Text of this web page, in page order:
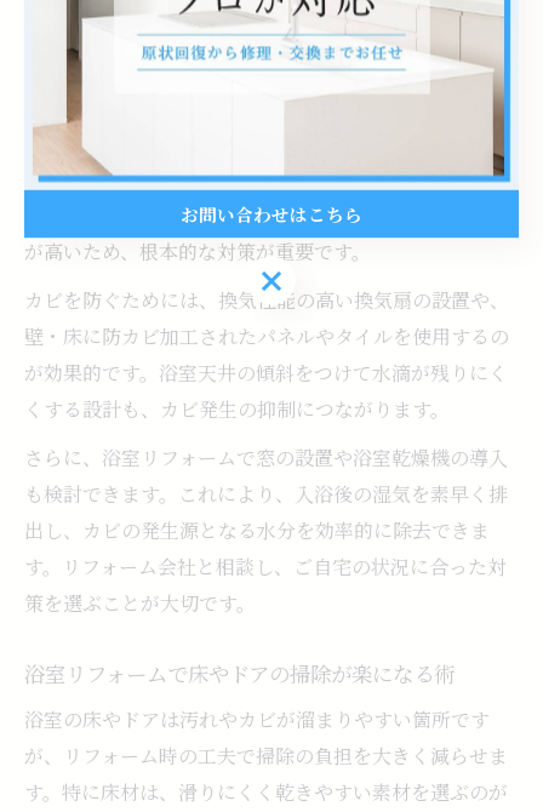
れています。
浴室リフォームでカビ対策も簡単になる方法
浴室のカビ対策は、リフォーム時に構造や素材選びを工
夫することで、劇的に楽になります。特に湿度が高くな
りがちな埼玉県さいたま市北区では、カビ発生のリスク
が高いため、根本的な対策が重要です。
カビを防ぐためには、換気性能の高い換気扇の設置や、
壁・床に防カビ加工されたパネルやタイルを使用するの
が効果的です。浴室天井の傾斜をつけて水滴が残りにく
くする設計も、カビ発生の抑制につながります。
さらに、浴室リフォームで窓の設置や浴室乾燥機の導入
も検討できます。これにより、入浴後の湿気を素早く排
出し、カビの発生源となる水分を効率的に除去できま
す。リフォーム会社と相談し、ご自宅の状況に合った対
策を選ぶことが大切です。
浴室リフォームで床やドアの掃除が楽になる術
浴室の床やドアは汚れやカビが溜まりやすい箇所です
が、リフォーム時の工夫で掃除の負担を大きく減らせま
す。特に床材は、滑りにくく乾きやすい素材を選ぶのが
お問い合わせはこちら
お問い合わせはこちら